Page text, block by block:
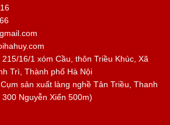
16/1 xóm Cầu, thôn Triều Khúc, Xã
Trì, Thành phố Hà Nội
sản xuất làng nghề Tân Triều, Thanh
Nguyễn Xiển 500m)